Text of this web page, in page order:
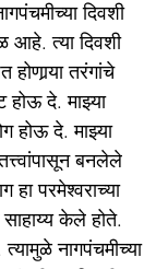
दिवशी
आहे. त्या दिवशी
तरंगांचे
होऊ दे. माझ्या
होऊ दे. माझ्या
बनलेले
हा परमेश्वराच्या
केले होते.
नागपंचमीच्या